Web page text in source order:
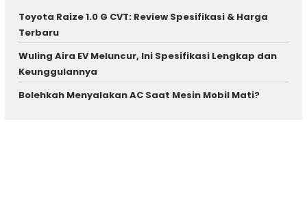
Toyota Raize 1.0 G CVT: Review Spesifikasi & Harga
Terbaru
Wuling Aira EV Meluncur, Ini Spesifikasi Lengkap dan
Keunggulannya
Bolehkah Menyalakan AC Saat Mesin Mobil Mati?